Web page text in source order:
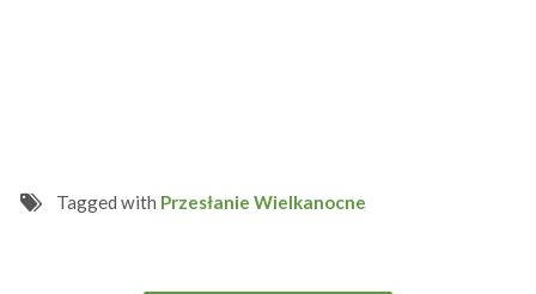
Tagged with Przesłanie Wielkanocne